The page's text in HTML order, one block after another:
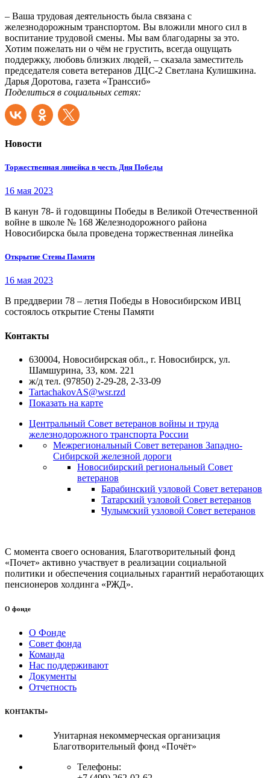
– Ваша трудовая деятельность была связана с
железнодорожным транспортом. Вы вложили много сил в
воспитание трудовой смены. Мы вам благодарны за это.
Хотим пожелать ни о чём не грустить, всегда ощущать
поддержку, любовь близких людей, – сказала заместитель
председателя совета ветеранов ДЦС-2 Светлана Кулишкина.
Дарья Доротова, газета «Транссиб»
Поделиться в социальных сетях:
Новости
Торжественная линейка в честь Дня Победы
16 мая 2023
В канун 78- й годовщины Победы в Великой Отечественной
войне в школе № 168 Железнодорожного района
Новосибирска была проведена торжественная линейка
Открытие Стены Памяти
16 мая 2023
В преддверии 78 – летия Победы в Новосибирском ИВЦ
состоялось открытие Стены Памяти
Контакты
630004, Новосибирская обл., г. Новосибирск, ул.
Шамшурина, 33, ком. 221
ж/д тел. (97850) 2-29-28, 2-33-09
TartachakovAS@wsr.rzd
Показать на карте
Центральный Совет ветеранов войны и труда
железнодорожного транспорта России
Межрегиональный Совет ветеранов Западно-
Сибирской железной дороги
Новосибирский региональный Совет
ветеранов
Барабинский узловой Совет ветеранов
Татарский узловой Совет ветеранов
Чулымский узловой Совет ветеранов
С момента своего основания, Благотворительный фонд
«Почет» активно участвует в реализации социальной
политики и обеспечения социальных гарантий неработающих
пенсионеров холдинга «РЖД».
О фонде
О Фонде
Совет фонда
Команда
Нас поддерживают
Документы
Отчетность
КОНТАКТЫ»
Унитарная некоммерческая организация
Благотворительный фонд «Почёт»
Телефоны: